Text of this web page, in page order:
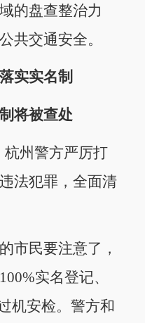
的盘查整治力
共交通安全。
实实名制
将被查处
州警方严厉打
法犯罪，全面清
民要注意了，
实名登记、
机安检。警方和